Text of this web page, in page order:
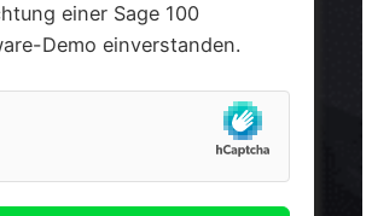
einer Sage 100
Demo einverstanden.